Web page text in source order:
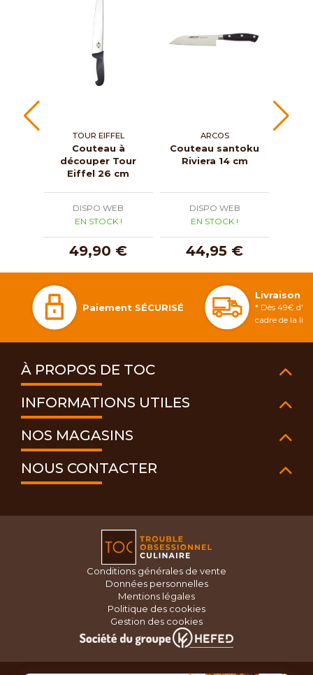
TOUR EIFFEL
Couteau à
découper Tour
Eiffel 26 cm
DISPO WEB
EN STOCK !
49,90 €
ARCOS
Couteau santoku
Riviera 14 cm
DISPO WEB
EN STOCK !
44,95 €
Paiement SÉCURISÉ
Livraison
* Dès 49€
cadre de la
À PROPOS DE TOC
INFORMATIONS UTILES
NOS MAGASINS
NOUS CONTACTER
Conditions générales de vente
Données personnelles
Mentions légales
Politique des cookies
Gestion des cookies